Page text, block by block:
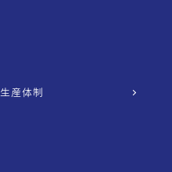
生産体制